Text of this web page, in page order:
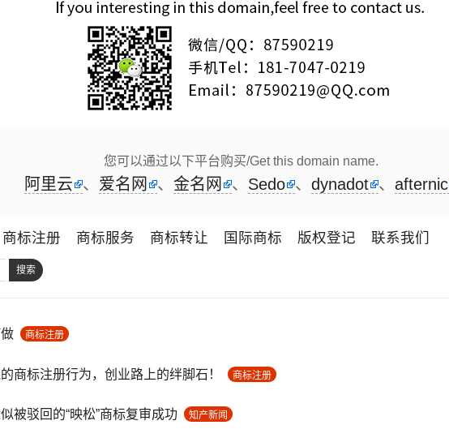
您可以通过以下平台购买/Get this domain name.
阿里云 、 爱名网 、 金名网 、 Sedo 、 dynadot 、 afternic
商标注册 商标服务 商标转让 国际商标 版权登记 联系我们
搜索
商标注册
商标注册行为，创业路上的绊脚石！ 商标注册
被驳回的“映松”商标复审成功 知产新闻